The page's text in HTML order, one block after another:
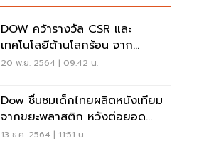
DOW คว้ารางวัล CSR และ
เทคโนโลยีต้านโลกร้อน จาก
หอการค้าอเมริกัน
20 พ.ย. 2564 | 09:42 น.
Dow ชื่นชมเด็กไทยผลิตหนังเทียม
จากขยะพลาสติก หวังต่อยอด
ศก.หมุนเวียน
13 ธ.ค. 2564 | 11:51 น.